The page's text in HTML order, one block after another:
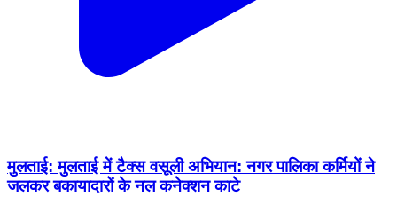
मुलताई: मुलताई में टैक्स वसूली अभियान: नगर पालिका कर्मियों ने
जलकर बकायादारों के नल कनेक्शन काटे